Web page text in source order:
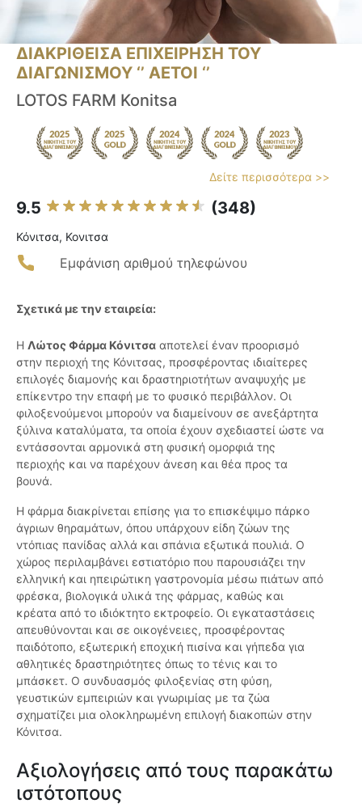
ΔΙΑΚΡΙΘΕΙΣΑ ΕΠΙΧΕΙΡΗΣΗ ΤΟΥ
ΔΙΑΓΩΝΙΣΜΟΥ ‘’ ΑΕΤΟΙ ‘’
LOTOS FARM Konitsa
Δείτε περισσότερα >>
9.5 (348)
Κόνιτσα, Κονιτσα
Εμφάνιση αριθμού τηλεφώνου
Σχετικά με την εταιρεία:
Η Λώτος Φάρμα Κόνιτσα αποτελεί έναν προορισμό
στην περιοχή της Κόνιτσας, προσφέροντας ιδιαίτερες
επιλογές διαμονής και δραστηριοτήτων αναψυχής με
επίκεντρο την επαφή με το φυσικό περιβάλλον. Οι
φιλοξενούμενοι μπορούν να διαμείνουν σε ανεξάρτητα
ξύλινα καταλύματα, τα οποία έχουν σχεδιαστεί ώστε να
εντάσσονται αρμονικά στη φυσική ομορφιά της
περιοχής και να παρέχουν άνεση και θέα προς τα
βουνά.
Η φάρμα διακρίνεται επίσης για το επισκέψιμο πάρκο
άγριων θηραμάτων, όπου υπάρχουν είδη ζώων της
ντόπιας πανίδας αλλά και σπάνια εξωτικά πουλιά. Ο
χώρος περιλαμβάνει εστιατόριο που παρουσιάζει την
ελληνική και ηπειρώτικη γαστρονομία μέσω πιάτων από
φρέσκα, βιολογικά υλικά της φάρμας, καθώς και
κρέατα από το ιδιόκτητο εκτροφείο. Οι εγκαταστάσεις
απευθύνονται και σε οικογένειες, προσφέροντας
παιδότοπο, εξωτερική εποχική πισίνα και γήπεδα για
αθλητικές δραστηριότητες όπως το τένις και το
μπάσκετ. Ο συνδυασμός φιλοξενίας στη φύση,
γευστικών εμπειριών και γνωριμίας με τα ζώα
σχηματίζει μια ολοκληρωμένη επιλογή διακοπών στην
Κόνιτσα.
Αξιολογήσεις από τους παρακάτω
ιστότοπους